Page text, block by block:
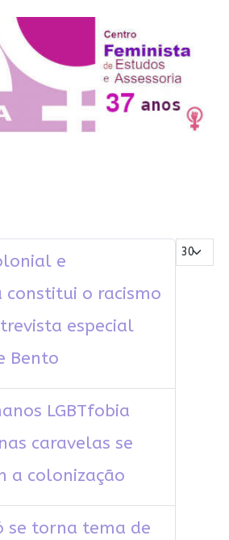
Mostrar #
e
constitui o racismo
especial
Bento
LGBTfobia
caravelas se
a colonização
se torna tema de